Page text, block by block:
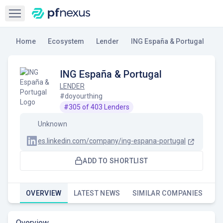
Open sidebar
Home Ecosystem Lender ING España & Portugal
ING España & Portugal
LENDER
#doyourthing
#305 of403 Lenders
Unknown
es.linkedin.com/company/ing-espana-portugal
ADD TO SHORTLIST
OVERVIEW LATEST NEWS SIMILAR COMPANIES